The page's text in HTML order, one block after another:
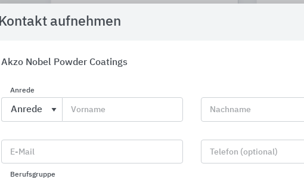
Kontakt aufnehmen
Akzo Nobel Powder Coatings
Anrede
Vorname Nachname
E-Mail Telefon (optional)
Berufsgruppe